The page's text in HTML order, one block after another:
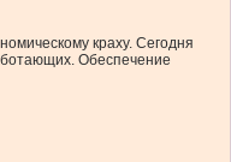
краху. Сегодня
Обеспечение